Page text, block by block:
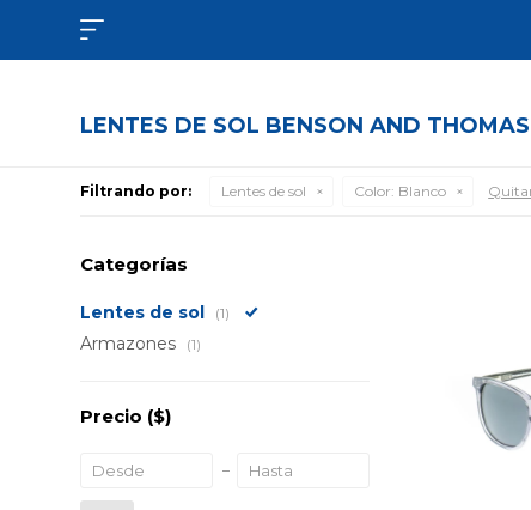

LENTES DE SOL BENSON AND
Filtrando por: Lentes de sol Color: Blanco
Categorías
Lentes de sol (1)
Armazones (1)
Precio ($)